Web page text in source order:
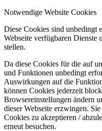
Notwendige Website Cookies
Diese Cookies sind unbedingt
Webseite verfügbaren Dienste
stellen.
Da diese Cookies für die auf
und Funktionen unbedingt
Auswirkungen auf die
können Cookies jederzeit
Browsereinstellungen ändern
dieser Webseite erzwingen.
Cookies zu akzeptieren /
erneut besuchen.